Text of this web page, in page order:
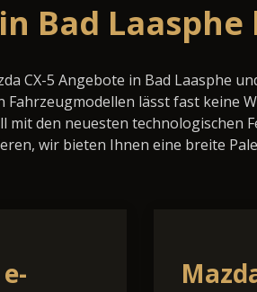
Bad
CX-5 Angebote in Bad Laasphe
lässt fast keine
mit den neuesten
wir bieten Ihnen eine breite